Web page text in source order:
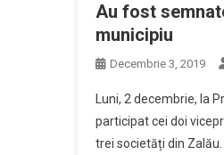
Au fost
municipiu
Decembrie 3, 2019
Luni, 2 decembrie, la
participat cei doi
trei societăți din